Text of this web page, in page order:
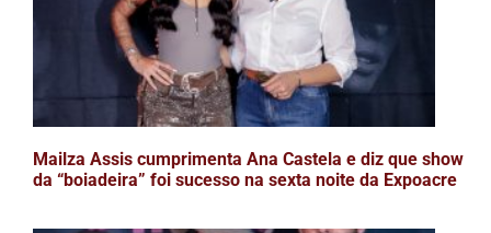
Mailza Assis cumprimenta Ana Castela e diz que show
da “boiadeira” foi sucesso na sexta noite da Expoacre